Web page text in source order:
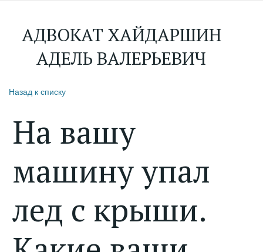
АДВОКАТ ХАЙДАРШИН
АДЕЛЬ ВАЛЕРЬЕВИЧ
Назад к списку
На вашу
машину упал
лед с крыши.